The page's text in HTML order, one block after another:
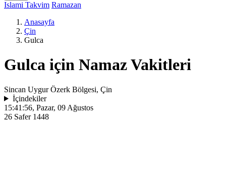
Islami Takvim Ramazan
Anasayfa
Çin
Gulca
Gulca için Namaz Vakitleri
Sincan Uygur Özerk Bölgesi, Çin
İçindekiler
15:41:56, Pazar, 09 Ağustos
26 Safer 1448